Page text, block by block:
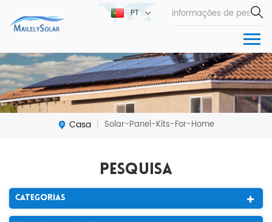
PT
Casa | Solar-Panel-Kits-For-Home
Pesquisa
Categorias